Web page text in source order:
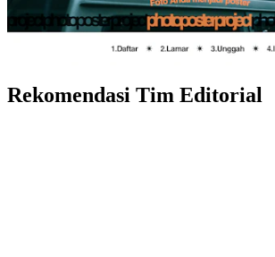
Rekomendasi Tim Editorial